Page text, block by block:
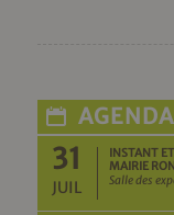
AGENDA
31
JUIL
INSTANT
MAIRIE
Salle des